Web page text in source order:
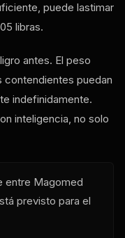
puede lastimar
libras.
antes. El peso
contendientes puedan
indefinidamente.
inteligencia, no solo
entre Magomed
previsto para el